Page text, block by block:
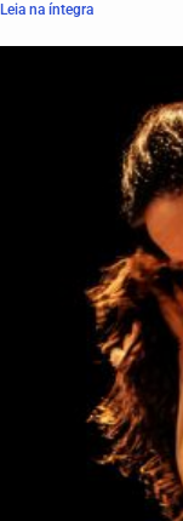
Leia na íntegra